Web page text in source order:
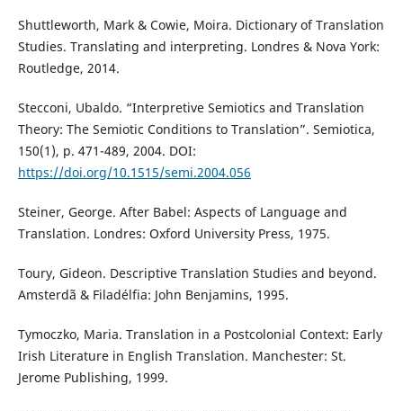
Shuttleworth, Mark & Cowie, Moira. Dictionary of Translation
Studies. Translating and interpreting. Londres & Nova York:
Routledge, 2014.
Stecconi, Ubaldo. “Interpretive Semiotics and Translation
Theory: The Semiotic Conditions to Translation”. Semiotica,
150(1), p. 471-489, 2004. DOI:
https://doi.org/10.1515/semi.2004.056
Steiner, George. After Babel: Aspects of Language and
Translation. Londres: Oxford University Press, 1975.
Toury, Gideon. Descriptive Translation Studies and beyond.
Amsterdã & Filadélfia: John Benjamins, 1995.
Tymoczko, Maria. Translation in a Postcolonial Context: Early
Irish Literature in English Translation. Manchester: St.
Jerome Publishing, 1999.